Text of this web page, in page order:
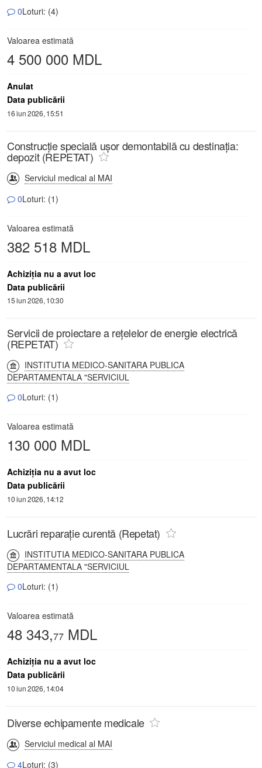
0Loturi: (4)
Valoarea estimată
4 500 000 MDL
Anulat
Data publicării
16 iun 2026, 15:51
Construcție specială ușor demontabilă cu destinația:
depozit (REPETAT)
Serviciul medical al MAI
0Loturi: (1)
Valoarea estimată
382 518 MDL
Achiziţia nu a avut loc
Data publicării
15 iun 2026, 10:30
Servicii de proiectare a rețelelor de energie electrică
(REPETAT)
INSTITUTIA MEDICO-SANITARA PUBLICA
DEPARTAMENTALA "SERVICIUL
0Loturi: (1)
Valoarea estimată
130 000 MDL
Achiziţia nu a avut loc
Data publicării
10 iun 2026, 14:12
Lucrări reparație curentă (Repetat)
INSTITUTIA MEDICO-SANITARA PUBLICA
DEPARTAMENTALA "SERVICIUL
0Loturi: (1)
Valoarea estimată
48 343,77 MDL
Achiziţia nu a avut loc
Data publicării
10 iun 2026, 14:04
Diverse echipamente medicale
Serviciul medical al MAI
4Loturi: (3)